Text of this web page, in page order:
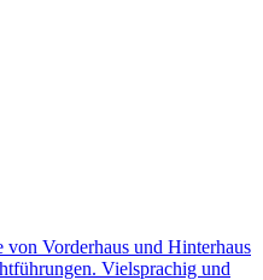
von Vorderhaus und Hinterhaus
Vielsprachig und